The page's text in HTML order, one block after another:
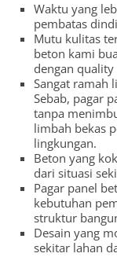
Waktu yang
pembatas
Mutu kulitas
beton kami
dengan
Sangat ramah
Sebab, pagar
tanpa
limbah bekas
lingkungan.
Beton yang
dari situasi
Pagar panel
kebutuhan
struktur
Desain yang
sekitar lahan